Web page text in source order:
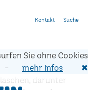
Sie ohne Cookies
-
mehr Infos ✖